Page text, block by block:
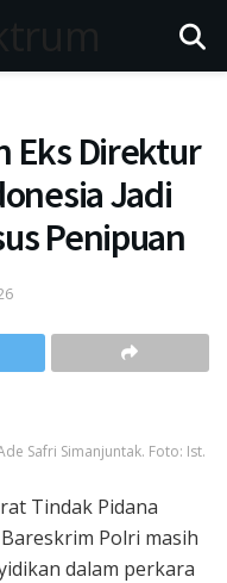
Eks Direktur
Jadi
Penipuan
Safri Simanjuntak. Foto: Ist.
Tindak Pidana
Polri masih
dalam perkara